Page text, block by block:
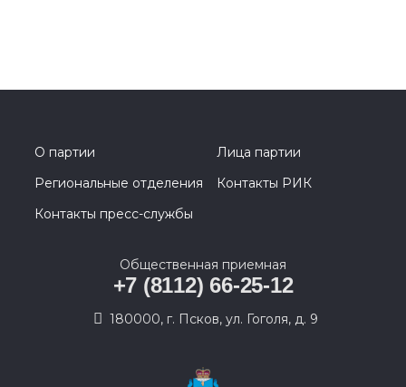
О партии
Лица партии
Региональные отделения
Контакты РИК
Контакты пресс-службы
Общественная приемная
+7 (8112) 66-25-12
180000, г. Псков, ул. Гоголя, д. 9